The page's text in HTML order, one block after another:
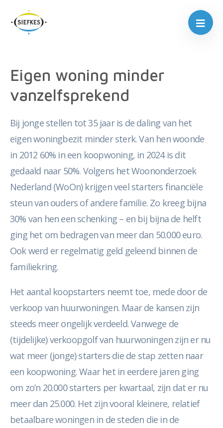
Eigen woning minder
vanzelfsprekend
Bij jonge stellen tot 35 jaar is de daling van het
eigen woningbezit minder sterk. Van hen woonde
in 2012 60% in een koopwoning, in 2024 is dit
gedaald naar 50%. Volgens het Woononderzoek
Nederland (WoOn) krijgen veel starters financiële
steun van ouders of andere familie. Zo kreeg bijna
30% van hen een schenking – en bij bijna de helft
ging het om bedragen van meer dan 50.000 euro.
Ook werd er regelmatig geld geleend binnen de
familiekring.
Het aantal koopstarters neemt toe, mede door de
verkoop van huurwoningen. Maar de kansen zijn
steeds meer ongelijk verdeeld. Vanwege de
(tijdelijke) verkoopgolf van huurwoningen zijn er nu
wat meer (jonge) starters die de stap zetten naar
een koopwoning. Waar het in eerdere jaren ging
om zo’n 20.000 starters per kwartaal, zijn dat er nu
meer dan 25.000. Het zijn vooral kleinere, relatief
betaalbare woningen in de steden die in de